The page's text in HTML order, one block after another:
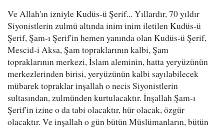
Ve Allah'ın izniyle Kudüs-ü Şerif... Yıllardır, 70 yıldır
Siyonistlerin zulmü altında inim inim iletilen Kudüs-ü
Şerif, Şam-ı Şerif'in hemen yanında olan Kudüs-ü Şerif,
Mescid-i Aksa, Şam topraklarının kalbi, Şam
topraklarının merkezi, İslam aleminin, hatta yeryüzünün
merkezlerinden birisi, yeryüzünün kalbi sayılabilecek
mübarek topraklar inşallah o necis Siyonistlerin
sultasından, zulmünden kurtulacaktır. İnşallah Şam-ı
Şerif'in izine o da tabi olacaktır, hür olacak, özgür
olacaktır. Ve inşallah o gün bütün Müslümanların, bütün